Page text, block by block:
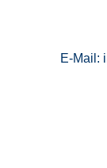
E-Mail: